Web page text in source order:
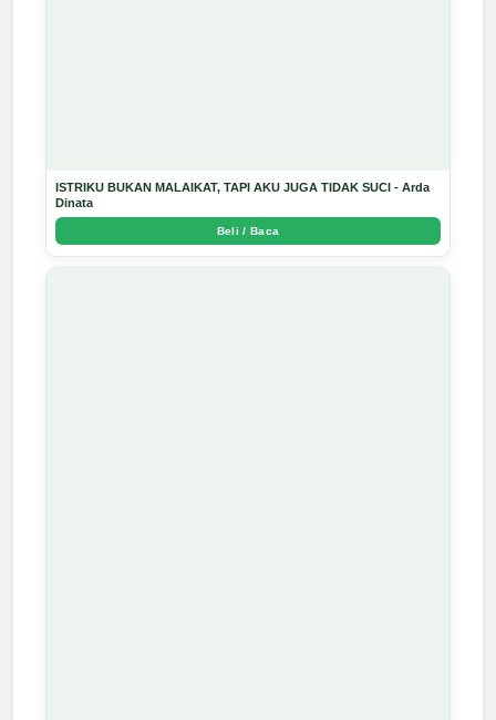
ISTRIKU BUKAN MALAIKAT, TAPI AKU JUGA TIDAK SUCI - Arda
Dinata
Beli / Baca